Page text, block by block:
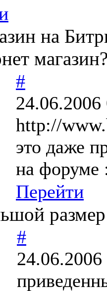
на
#
http://
это даже
на форуме
Перейти
#